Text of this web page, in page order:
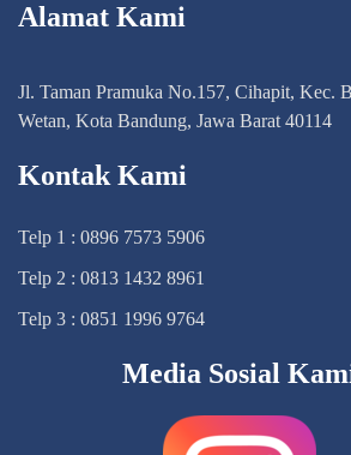
Alamat Kami
Jl. Taman Pramuka No.157, Cihapit, Kec.
Wetan, Kota Bandung, Jawa Barat 40114
Kontak Kami
Telp 1 : 0896 7573 5906
Telp 2 : 0813 1432 8961
Telp 3 : 0851 1996 9764
Media Sosial